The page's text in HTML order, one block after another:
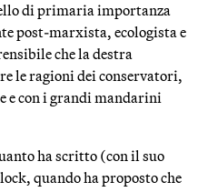
di primaria importanza
post-marxista, ecologista e
che la destra
le ragioni dei conservatori,
e con i grandi mandarini
ha scritto (con il suo
quando ha proposto che